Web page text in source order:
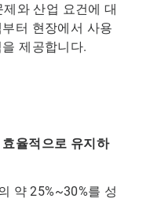
와 산업 요건에 대
터 현장에서 사용
제공합니다.
율적으로 유지하
약 25%~30%를 성